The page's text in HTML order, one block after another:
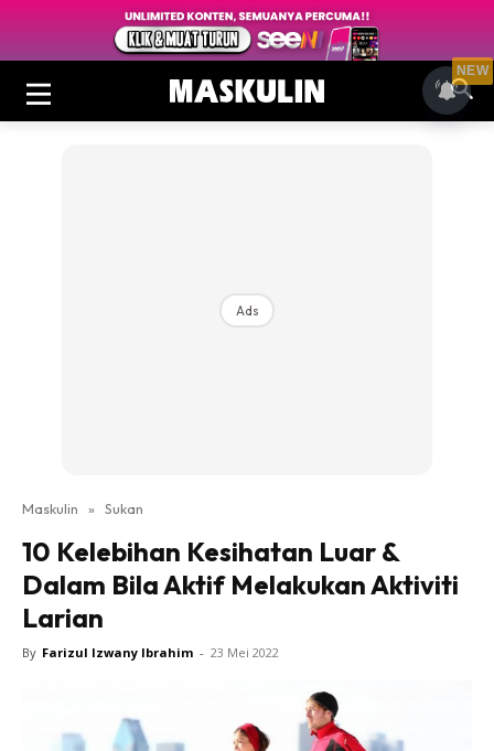
Ads
Maskulin » Sukan
10 Kelebihan Kesihatan Luar &
Dalam Bila Aktif Melakukan Aktiviti
Larian
By Farizul Izwany Ibrahim - 23 Mei 2022
NEW